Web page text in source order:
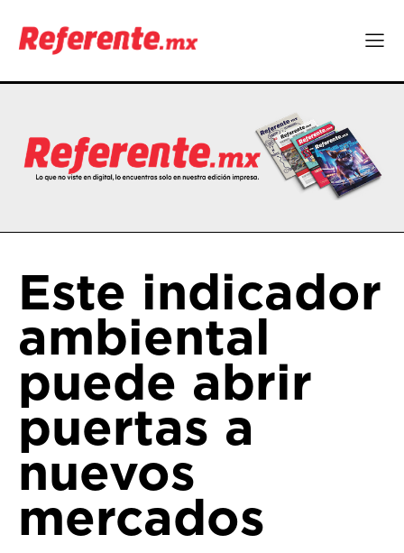
Este indicador
ambiental
puede abrir
puertas a
nuevos
mercados